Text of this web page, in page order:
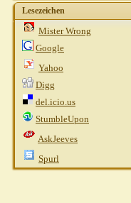
Lesezeichen
Mister Wrong
Google
Yahoo
Digg
del.icio.us
StumbleUpon
AskJeeves
Spurl